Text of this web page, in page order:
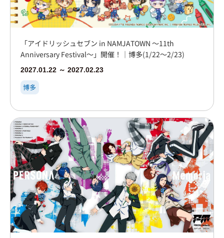
「アイドリッシュセブン in NAMJATOWN ～11th
Anniversary Festival～」開催！｜博多(1/22～2/23)
2027.01.22 ～ 2027.02.23
博多